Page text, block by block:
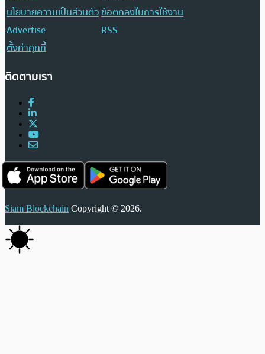
นโยบายความเป็นส่วนตัวข้อตกลงในการใช้งาน
Advertise
RSS
ตั้งค่าคุกกี้
ติดตามเรา
Siam Blockchain Copyright © 2026.